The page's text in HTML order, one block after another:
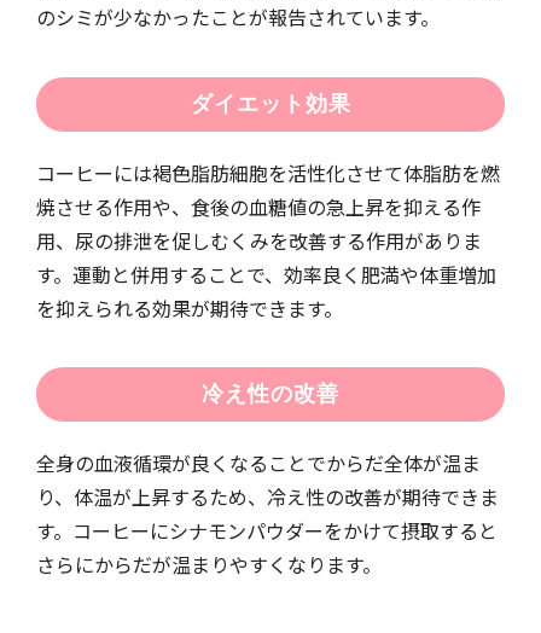
のシミが少なかったことが報告されています。
ダイエット効果
コーヒーには褐色脂肪細胞を活性化させて体脂肪を燃
焼させる作用や、食後の血糖値の急上昇を抑える作
用、尿の排泄を促しむくみを改善する作用がありま
す。運動と併用することで、効率良く肥満や体重増加
を抑えられる効果が期待できます。
冷え性の改善
全身の血液循環が良くなることでからだ全体が温ま
り、体温が上昇するため、冷え性の改善が期待できま
す。コーヒーにシナモンパウダーをかけて摂取すると
さらにからだが温まりやすくなります。